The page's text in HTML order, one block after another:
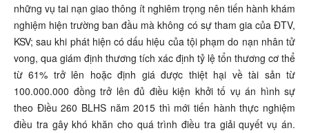
những vụ tai nạn giao thông ít nghiêm trọng nên tiến hành khám
nghiệm hiện trường ban đầu mà không có sự tham gia của ĐTV,
KSV; sau khi phát hiện có dấu hiệu của tội phạm do nạn nhân tử
vong, qua giám định thương tích xác định tỷ lệ tổn thương cơ thể
từ 61% trở lên hoặc định giá được thiệt hại về tài sản từ
100.000.000 đồng trở lên đủ điều kiện khởi tố vụ án hình sự
theo Điều 260 BLHS năm 2015 thì mới tiến hành thực nghiệm
điều tra gây khó khăn cho quá trình điều tra giải quyết vụ án.